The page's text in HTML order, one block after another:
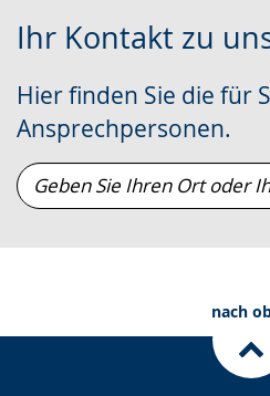
Ihr Kontakt zu
Leichten
wechseln.
Audio-
Video
Deutscher
Gebärdensprache
wird
angezeigt.
Hier finden Sie die für
Ansprechpersonen.
Geben
Sie
nach